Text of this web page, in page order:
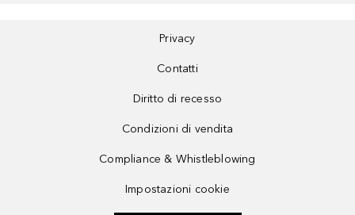
Privacy
Contatti
Diritto di recesso
Condizioni di vendita
Compliance & Whistleblowing
Impostazioni cookie